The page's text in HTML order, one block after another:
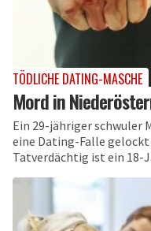
TÖDLICHE DATING-MASCHE
Mord in
Ein 29-jähriger schwuler
eine Dating-Falle
Tatverdächtig ist ein 18-